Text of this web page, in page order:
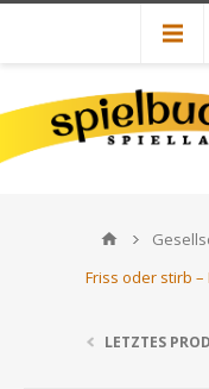
Friss oder stirb
LETZTES